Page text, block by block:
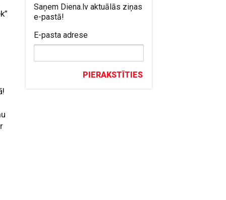
Saņem Diena.lv aktuālās ziņas
e-pastā!
E-pasta adrese
PIERAKSTĪTIES